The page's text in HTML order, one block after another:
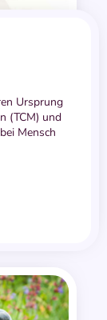
Ursprung
(TCM) und
Mensch